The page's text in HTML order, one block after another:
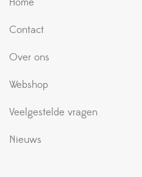
Contact
Over ons
Webshop
Veelgestelde vragen
Nieuws